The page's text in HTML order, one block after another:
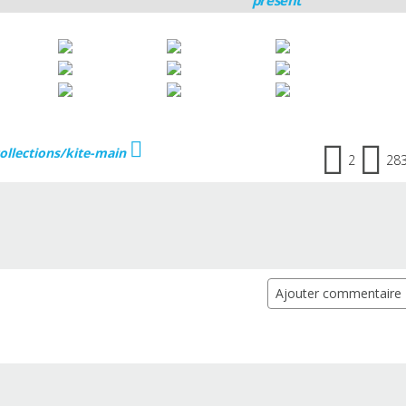
kite-main 2
Ajouter commentaire